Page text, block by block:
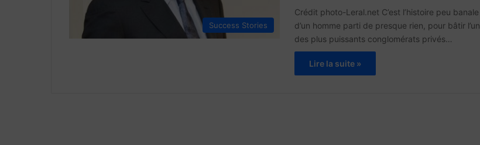
Success Stories
Crédit photo-Leral.net C’est l’histoire peu banale
d’un homme parti de presque rien, pour bâtir l’un
des plus puissants conglomérats privés…
Lire la suite »